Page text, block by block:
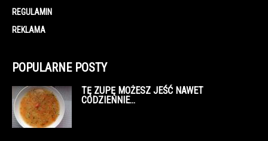
REGULAMIN
REKLAMA
POPULARNE POSTY
TĘ ZUPĘ MOŻESZ JEŚĆ NAWET
CODZIENNIE…